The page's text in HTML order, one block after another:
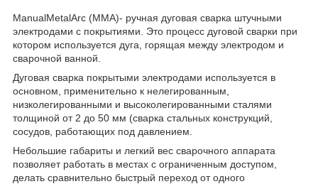
ManualMetalArc (MMA)- ручная дуговая сварка штучными
электродами с покрытиями. Это процесс дуговой сварки при
котором используется дуга, горящая между электродом и
сварочной ванной.
Дуговая сварка покрытыми электродами используется в
основном, применительно к нелегированным,
низколегированными и высоколегированными сталями
толщиной от 2 до 50 мм (сварка стальных конструкций,
сосудов, работающих под давлением.
Небольшие габариты и легкий вес сварочного аппарата
позволяет работать в местах с ограниченным доступом,
делать сравнительно быстрый переход от одного